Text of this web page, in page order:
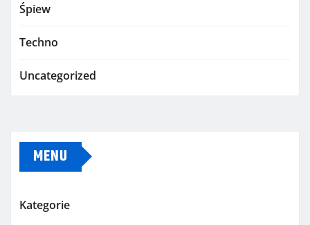
Śpiew
Techno
Uncategorized
MENU
Kategorie